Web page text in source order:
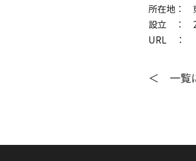
所在地：
設立 ：
URL ：
＜ 一覧